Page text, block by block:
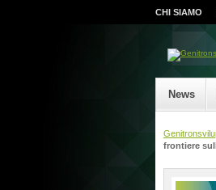
CHI SIAMO
News
frontiere